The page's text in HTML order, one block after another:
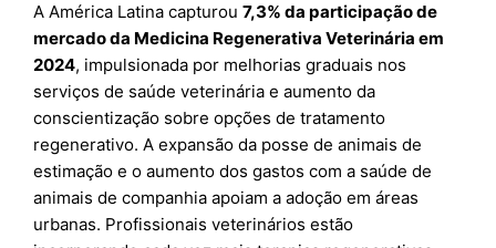
A América Latina capturou7,3% da participação de
mercado da Medicina Regenerativa Veterinária em
2024, impulsionada por melhorias graduais nos
serviços de saúde veterinária e aumento da
conscientização sobre opções de tratamento
regenerativo. A expansão da posse de animais de
estimação e o aumento dos gastos com a saúde de
animais de companhia apoiam a adoção em áreas
urbanas. Profissionais veterinários estão